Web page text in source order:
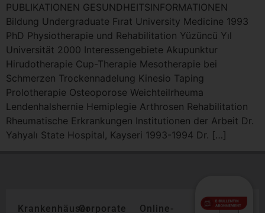
PUBLIKATIONEN GESUNDHEITSINFORMATIONEN
Bildung Undergraduate Fırat University Medicine 1993
PhD Physiotherapie und Rehabilitation Yüzüncü Yıl
Universität 2000 Interessengebiete Akupunktur
Hirudotherapie Cup-Therapie Mesotherapie bei
Schmerzen Trockennadelung Kinesio Taping
Prolotherapie Osteoporose Weichteilrheuma
Lendenhalshernie Hemiplegie Arthrosen Rehabilitation
Rheumatische Erkrankungen Institutionen der Arbeit Dr.
Yahyalı State Hospital, Kayseri 1993-1994 Dr. […]
KrankenhäuserCorporate
Online-